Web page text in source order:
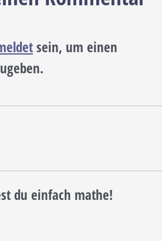
sein, um einen
du einfach mathe!